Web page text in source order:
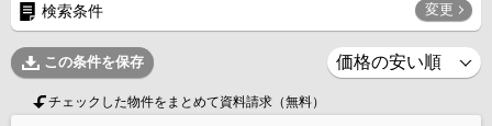
検索条件 変更
この条件を保存
チェックした物件をまとめて資料請求（無料）